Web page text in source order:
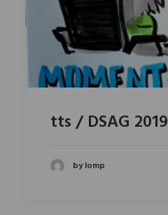
tts / DSAG 2019
by lomp